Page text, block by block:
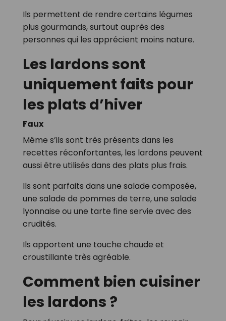
Ils permettent de rendre certains légumes
plus gourmands, surtout auprès des
personnes qui les apprécient moins nature.
Les lardons sont
uniquement faits pour
les plats d’hiver
Faux
Même s’ils sont très présents dans les
recettes réconfortantes, les lardons peuvent
aussi être utilisés dans des plats plus frais.
Ils sont parfaits dans une salade composée,
une salade de pommes de terre, une salade
lyonnaise ou une tarte fine servie avec des
crudités.
Ils apportent une touche chaude et
croustillante très agréable.
Comment bien cuisiner
les lardons ?